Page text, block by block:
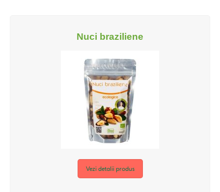
Nuci braziliene
Vezi detalii produs